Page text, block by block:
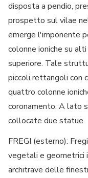
disposta a pendio,
prospetto sul vilae
emerge l'imponente
colonne ioniche su
superiore. Tale
piccoli rettangoli con
quattro colonne
coronamento. A lato
collocate due statue.
FREGI (esterno):
vegetali e geometrici
architrave delle